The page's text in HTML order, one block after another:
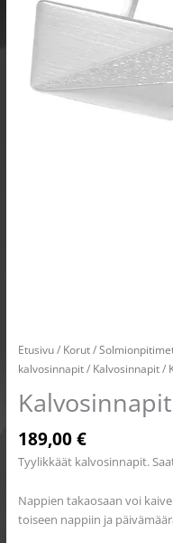
Etusivu/ Korut/
kalvosinnapit/ Kalvosinnapit/
189,00€
Tyylikkäät kalvosinnapit.
Nappien takaosaan voi
toiseen nappiin ja